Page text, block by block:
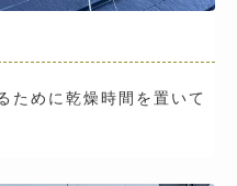
ために乾燥時間を置いて